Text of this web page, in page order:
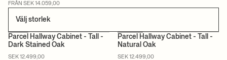
FRÅN SEK 14.059,00
Välj storlek
NY CERTIFIERAD
Parcel Hallway Cabinet - Tall -
Dark Stained Oak
SEK 12.499,00 CERTIFIERAD
Parcel Hallway Cabinet - Tall -
Natural Oak
SEK 12.499,00